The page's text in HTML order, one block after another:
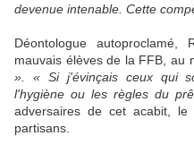
devenue intenable. Cette
Déontologue
mauvais élèves de la FFB, au
».
« Si j'évinçais ceux qui
l'hygiène ou les règles du
adversaires de cet acabit,
partisans.